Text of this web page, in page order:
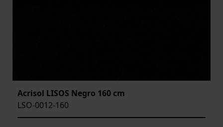
Acrisol LISOS Negro 160 cm
LSO-0012-160